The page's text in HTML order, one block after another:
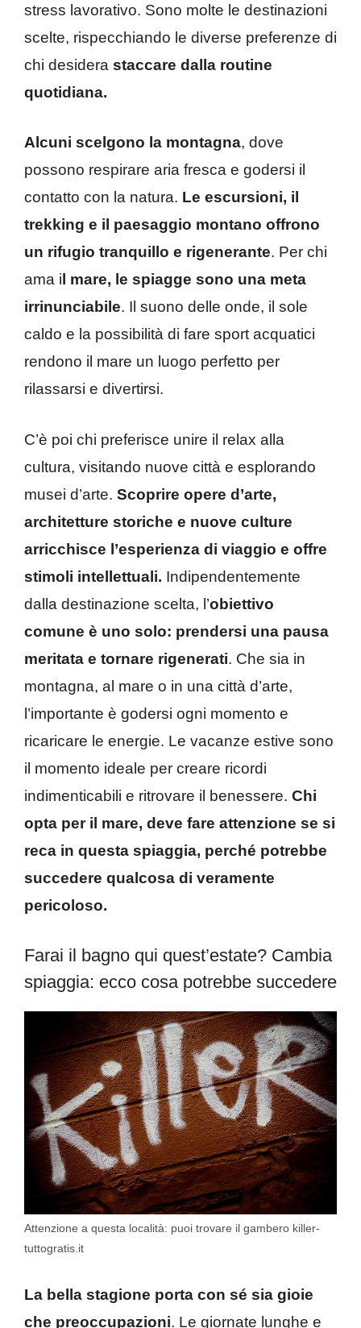
stress lavorativo. Sono molte le destinazioni
scelte, rispecchiando le diverse preferenze di
chi desidera staccare dalla routine
quotidiana.
Alcuni scelgono la montagna, dove
possono respirare aria fresca e godersi il
contatto con la natura. Le escursioni, il
trekking e il paesaggio montano offrono
un rifugio tranquillo e rigenerante. Per chi
ama i l mare, le spiagge sono una meta
irrinunciabile. Il suono delle onde, il sole
caldo e la possibilità di fare sport acquatici
rendono il mare un luogo perfetto per
rilassarsi e divertirsi.
C’è poi chi preferisce unire il relax alla
cultura, visitando nuove città e esplorando
musei d’arte. Scoprire opere d’arte,
architetture storiche e nuove culture
arricchisce l’esperienza di viaggio e offre
stimoli intellettuali. Indipendentemente
dalla destinazione scelta, l’obiettivo
comune è uno solo: prendersi una pausa
meritata e tornare rigenerati. Che sia in
montagna, al mare o in una città d’arte,
l’importante è godersi ogni momento e
ricaricare le energie. Le vacanze estive sono
il momento ideale per creare ricordi
indimenticabili e ritrovare il benessere. Chi
opta per il mare, deve fare attenzione se si
reca in questa spiaggia, perché potrebbe
succedere qualcosa di veramente
pericoloso.
Farai il bagno qui quest’estate? Cambia
spiaggia: ecco cosa potrebbe succedere
Attenzione a questa località: puoi trovare il gambero killer-
tuttogratis.it
La bella stagione porta con sé sia gioie
che preoccupazioni. Le giornate lunghe e